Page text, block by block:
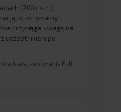
(200+ szt.)
to optymalny
przyciąga uwagę na
uczestnikiem po
biała, sublimacja Full